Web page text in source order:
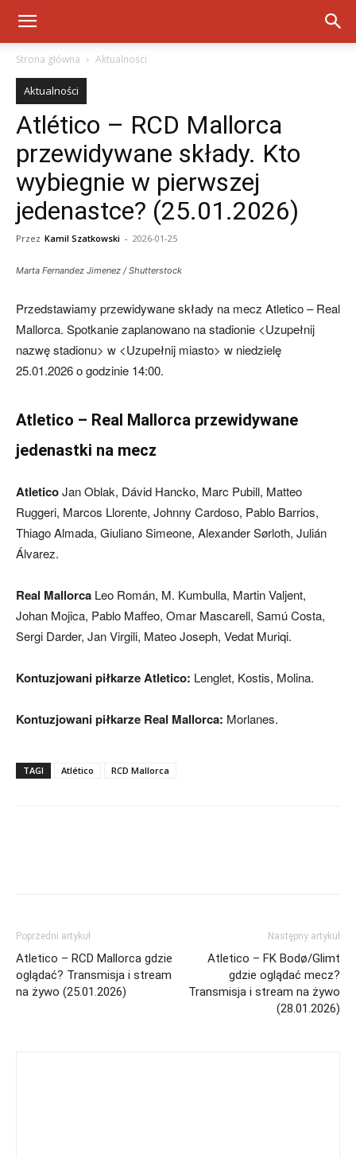
Strona główna Aktualności
Aktualności
Atlético – RCD Mallorca
przewidywane składy. Kto
wybiegnie w pierwszej
jedenastce? (25.01.2026)
Przez Kamil Szatkowski - 2026-01-25
Marta Fernandez Jimenez / Shutterstock
Przedstawiamy przewidywane składy na mecz Atletico – Real
Mallorca. Spotkanie zaplanowano na stadionie <Uzupełnij
nazwę stadionu> w <Uzupełnij miasto> w niedzielę
25.01.2026 o godzinie 14:00.
Atletico – Real Mallorca przewidywane
jedenastki na mecz
AtleticoJan Oblak, Dávid Hancko, Marc Pubill, Matteo
Ruggeri, Marcos Llorente, Johnny Cardoso, Pablo Barrios,
Thiago Almada, Giuliano Simeone, Alexander Sørloth, Julián
Álvarez.
Real Mallorca Leo Román, M. Kumbulla, Martin Valjent,
Johan Mojica, Pablo Maffeo, Omar Mascarell, Samú Costa,
Sergi Darder, Jan Virgili, Mateo Joseph, Vedat Muriqi.
Kontuzjowani piłkarze Atletico: Lenglet, Kostis, Molina.
Kontuzjowani piłkarze Real Mallorca: Morlanes.
TAGI Atlético RCD Mallorca
Poprzedni artykuł
Atletico – RCD Mallorca gdzie
oglądać? Transmisja i stream
na żywo (25.01.2026)
Następny artykuł
Atletico – FK Bodø/Glimt
gdzie oglądać mecz?
Transmisja i stream na żywo
(28.01.2026)